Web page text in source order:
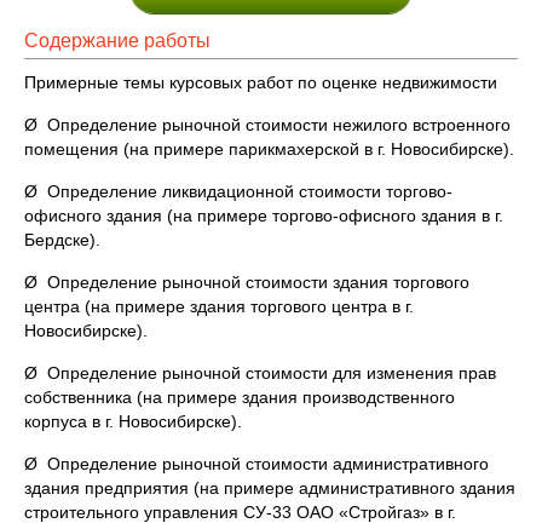
Содержание работы
Примерные темы курсовых работ по оценке недвижимости
Ø Определение рыночной стоимости нежилого встроенного
помещения (на примере парикмахерской в г. Новосибирске).
Ø Определение ликвидационной стоимости торгово-
офисного здания (на примере торгово-офисного здания в г.
Бердске).
Ø Определение рыночной стоимости здания торгового
центра (на примере здания торгового центра в г.
Новосибирске).
Ø Определение рыночной стоимости для изменения прав
собственника (на примере здания производственного
корпуса в г. Новосибирске).
Ø Определение рыночной стоимости административного
здания предприятия (на примере административного здания
строительного управления СУ-33 ОАО «Стройгаз» в г.